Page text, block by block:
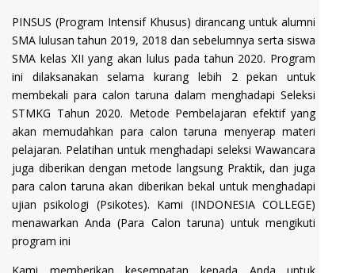
PINSUS (Program Intensif Khusus) dirancang untuk alumni
SMA lulusan tahun 2019, 2018 dan sebelumnya serta siswa
SMA kelas XII yang akan lulus pada tahun 2020. Program
ini dilaksanakan selama kurang lebih 2 pekan untuk
membekali para calon taruna dalam menghadapi Seleksi
STMKG Tahun 2020. Metode Pembelajaran efektif yang
akan memudahkan para calon taruna menyerap materi
pelajaran. Pelatihan untuk menghadapi seleksi Wawancara
juga diberikan dengan metode langsung Praktik, dan juga
para calon taruna akan diberikan bekal untuk menghadapi
ujian psikologi (Psikotes). Kami (INDONESIA COLLEGE)
menawarkan Anda (Para Calon taruna) untuk mengikuti
program ini
Kami memberikan kesempatan kepada Anda untuk